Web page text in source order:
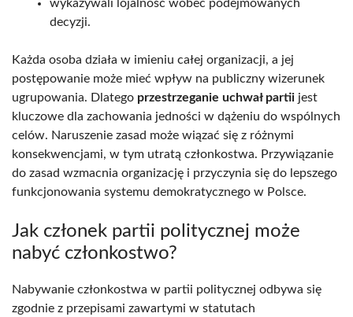
wykazywali lojalność wobec podejmowanych
decyzji.
Każda osoba działa w imieniu całej organizacji, a jej
postępowanie może mieć wpływ na publiczny wizerunek
ugrupowania. Dlatego przestrzeganie uchwał partii jest
kluczowe dla zachowania jedności w dążeniu do wspólnych
celów. Naruszenie zasad może wiązać się z różnymi
konsekwencjami, w tym utratą członkostwa. Przywiązanie
do zasad wzmacnia organizację i przyczynia się do lepszego
funkcjonowania systemu demokratycznego w Polsce.
Jak członek partii politycznej może
nabyć członkostwo?
Nabywanie członkostwa w partii politycznej odbywa się
zgodnie z przepisami zawartymi w statutach